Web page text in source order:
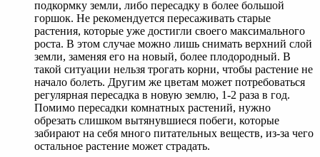
подкормку земли, либо пересадку в более большой
горшок. Не рекомендуется пересаживать старые
растения, которые уже достигли своего максимального
роста. В этом случае можно лишь снимать верхний слой
земли, заменяя его на новый, более плодородный. В
такой ситуации нельзя трогать корни, чтобы растение не
начало болеть. Другим же цветам может потребоваться
регулярная пересадка в новую землю, 1-2 раза в год.
Помимо пересадки комнатных растений, нужно
обрезать слишком вытянувшиеся побеги, которые
забирают на себя много питательных веществ, из-за чего
остальное растение может страдать.